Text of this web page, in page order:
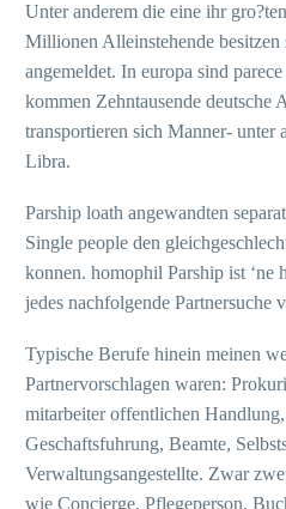
Unter anderem die eine ihr
Millionen Alleinstehende
angemeldet. In europa sind
kommen Zehntausende deutsche
transportieren sich Manner- unter
Libra.
Parship loath angewandten
Single people den
konnen. homophil Parship ist ‘ne
jedes nachfolgende Partnersuche
Typische Berufe hinein meinen
Partnervorschlagen waren:
mitarbeiter offentlichen Handlung,
Geschaftsfuhrung, Beamte,
Verwaltungsangestellte. Zwar
wie Concierge, Pflegeperson,